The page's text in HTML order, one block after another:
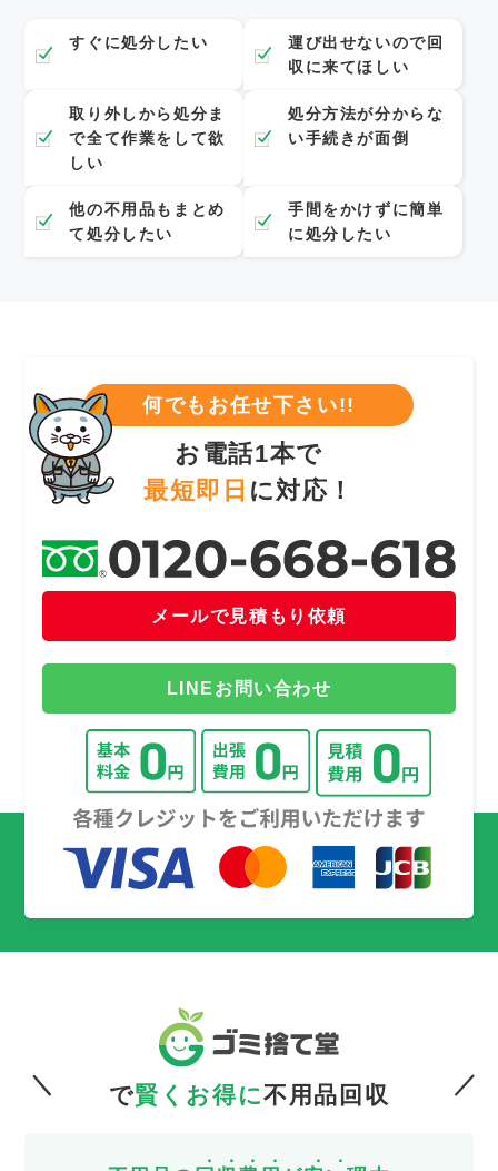
すぐに処分したい
運び出せないので回
収に来てほしい
取り外しから処分ま
で全て作業をして欲
しい
処分方法が分からな
い手続きが面倒
他の不用品もまとめ
て処分したい
手間をかけずに簡単
に処分したい
何でもお任せ下さい!!
お電話1本で
最短即日 に対応！
メールで見積もり依頼
LINEお問い合わせ
で賢くお得に不用品回収